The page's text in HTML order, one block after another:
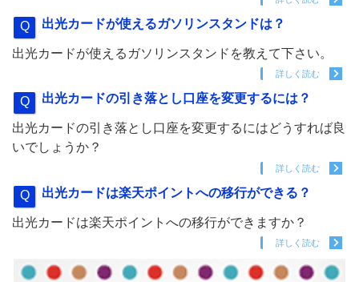
出光カードが使えるガソリンスタンドは？
出光カードが使えるガソリンスタンドを教えて下さい。
詳しく読む
出光カードの引き落とし口座を変更するには？
出光カードの引き落とし口座を変更するにはどうすれば良
いでしょうか？
詳しく読む
出光カードは楽天ポイントへの移行ができる？
出光カードは楽天ポイントへの移行ができますか？
詳しく読む